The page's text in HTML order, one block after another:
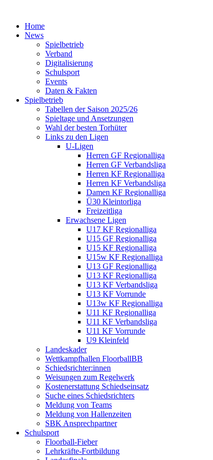
Home
News
Spielbetrieb
Verband
Digitalisierung
Schulsport
Events
Daten & Fakten
Spielbetrieb
Tabellen der Saison 2025/26
Spieltage und Ansetzungen
Wahl der besten Torhüter
Links zu den Ligen
U-Ligen
Herren GF Regionalliga
Herren GF Verbandsliga
Herren KF Regionalliga
Herren KF Verbandsliga
Damen KF Regionalliga
Ü30 Kleintorliga
Freizeitliga
Erwachsene Ligen
U17 KF Regionalliga
U15 GF Regionalliga
U15 KF Regionalliga
U15w KF Regionalliga
U13 GF Regionalliga
U13 KF Regionalliga
U13 KF Verbandsliga
U13 KF Vorrunde
U13w KF Regionalliga
U11 KF Regionalliga
U11 KF Verbandsliga
U11 KF Vorrunde
U9 Kleinfeld
Landeskader
Wettkampfhallen FloorballBB
Schiedsrichter:innen
Weisungen zum Regelwerk
Kostenerstattung Schiedseinsatz
Suche eines Schiedsrichters
Meldung von Teams
Meldung von Hallenzeiten
SBK Ansprechpartner
Schulsport
Floorball-Fieber
Lehrkräfte-Fortbildung